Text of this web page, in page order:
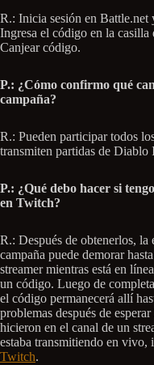
R.: Inicia sesión en Battle.net
Ingresa el código en la
Canjear código.
P.: ¿Cómo confirmo qué
campaña?
R.: Pueden participar todos
transmiten partidas de Diablo
P.: ¿Qué debo hacer si
en Twitch?
R.: Después de obtenerlos, la
campaña puede demorar
streamer mientras está en
un código. Luego de
el código permanecerá allí
problemas después de
hicieron en el canal de un
estaba transmitiendo en vivo,
Twitch.